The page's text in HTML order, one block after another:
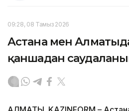
09:28, 08 Тамыз 2026
Астана мен
қаншадан